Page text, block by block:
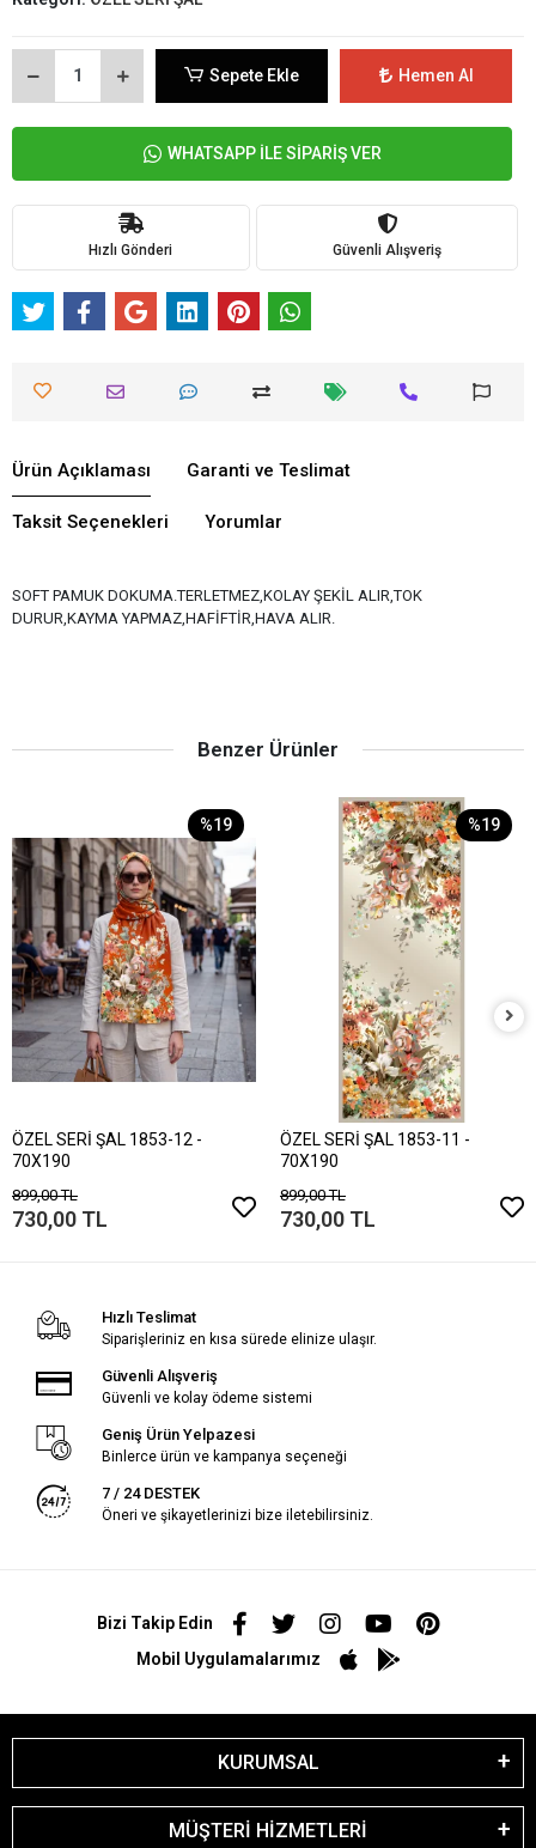
Sepete Ekle Hemen Al
WHATSAPP İLE SİPARİŞ VER
Hızlı Gönderi Güvenli Alışveriş
Ürün Açıklaması Garanti ve Teslimat
Taksit Seçenekleri Yorumlar
SOFT PAMUK DOKUMA.TERLETMEZ,KOLAY ŞEKİL ALIR,TOK
DURUR,KAYMA YAPMAZ,HAFİFTİR,HAVA ALIR.
Benzer Ürünler
%19
ÖZEL SERİ ŞAL 1853-12 -
70X190
899,00 TL
730,00 TL
%19
ÖZEL SERİ ŞAL 1853-11 -
70X190
899,00 TL
730,00 TL
Hızlı Teslimat
Siparişleriniz en kısa sürede elinize ulaşır.
Güvenli Alışveriş
Güvenli ve kolay ödeme sistemi
Geniş Ürün Yelpazesi
Binlerce ürün ve kampanya seçeneği
7 / 24 DESTEK
Öneri ve şikayetlerinizi bize iletebilirsiniz.
Bizi Takip Edin
Mobil Uygulamalarımız
KURUMSAL
MÜŞTERİ HİZMETLERİ